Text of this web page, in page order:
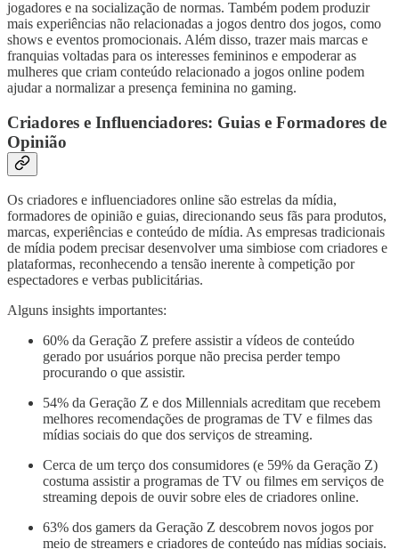
jogadores e na socialização de normas. Também podem produzir
mais experiências não relacionadas a jogos dentro dos jogos, como
shows e eventos promocionais. Além disso, trazer mais marcas e
franquias voltadas para os interesses femininos e empoderar as
mulheres que criam conteúdo relacionado a jogos online podem
ajudar a normalizar a presença feminina no gaming.
Criadores e Influenciadores: Guias e Formadores de
Opinião
Os criadores e influenciadores online são estrelas da mídia,
formadores de opinião e guias, direcionando seus fãs para produtos,
marcas, experiências e conteúdo de mídia. As empresas tradicionais
de mídia podem precisar desenvolver uma simbiose com criadores e
plataformas, reconhecendo a tensão inerente à competição por
espectadores e verbas publicitárias.
Alguns insights importantes:
60% da Geração Z prefere assistir a vídeos de conteúdo
gerado por usuários porque não precisa perder tempo
procurando o que assistir.
54% da Geração Z e dos Millennials acreditam que recebem
melhores recomendações de programas de TV e filmes das
mídias sociais do que dos serviços de streaming.
Cerca de um terço dos consumidores (e 59% da Geração Z)
costuma assistir a programas de TV ou filmes em serviços de
streaming depois de ouvir sobre eles de criadores online.
63% dos gamers da Geração Z descobrem novos jogos por
meio de streamers e criadores de conteúdo nas mídias sociais.